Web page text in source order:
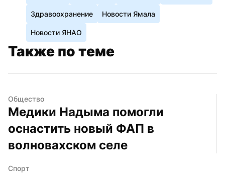
Здравоохранение Новости Ямала
Новости ЯНАО
Также по теме
Общество
Медики Надыма помогли
оснастить новый ФАП в
волновахском селе
Спорт